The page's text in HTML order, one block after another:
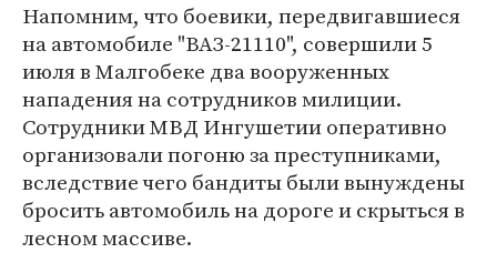
Напомним, что боевики, передвигавшиеся
на автомобиле "ВАЗ-21110", совершили 5
июля в Малгобеке два вооруженных
нападения на сотрудников милиции.
Сотрудники МВД Ингушетии оперативно
организовали погоню за преступниками,
вследствие чего бандиты были вынуждены
бросить автомобиль на дороге и скрыться в
лесном массиве.